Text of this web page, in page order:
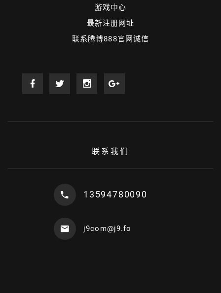
游戏中心
最新注册网址
联系腾博888官网诚信
联系我们
13594780090
j9com@j9.fo